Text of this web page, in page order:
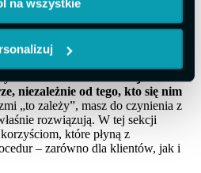
na wszystkie
to słowa, które brzmią
niezależnie od tego, kto się nim
„to zależy”, masz do czynienia z
rozwiązują. W tej sekcji
które płyną z
– zarówno dla klientów, jak i